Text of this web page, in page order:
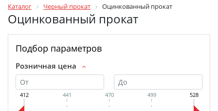
Каталог Черный прокат Оцинкованный прокат
Оцинкованный прокат
Подбор параметров
Розничная цена
412 441 470 499 528